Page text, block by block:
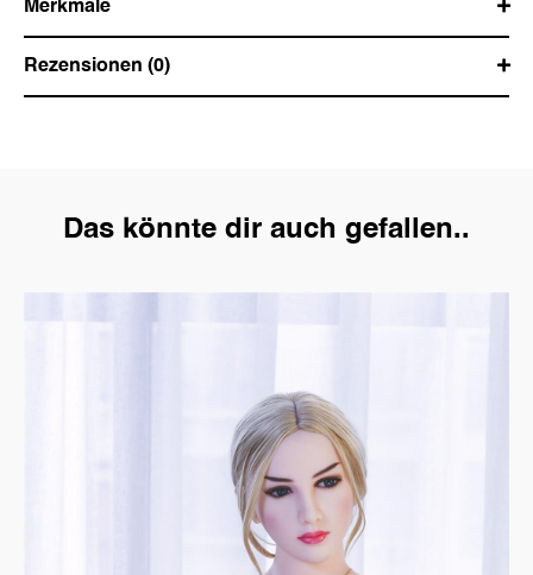
Merkmale
Rezensionen (0)
Das könnte dir auch gefallen..